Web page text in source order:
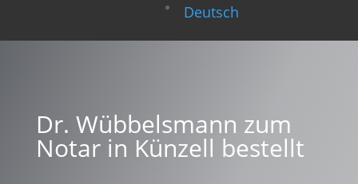
Deutsch
Dr. Wübbelsmann zum
Notar in Künzell bestellt